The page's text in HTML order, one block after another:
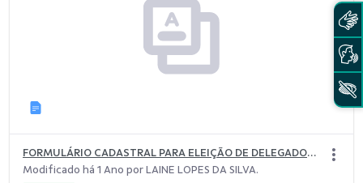
FORMULÁRIO CADASTRAL PARA ELEIÇÃO DE DELEGADOS.docx
Modificado há 1 Ano por LAINE LOPES DA SILVA.